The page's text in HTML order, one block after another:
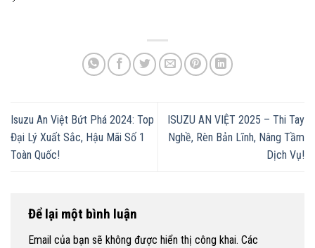
Isuzu An Việt Bứt Phá 2024: Top
Đại Lý Xuất Sắc, Hậu Mãi Số 1
Toàn Quốc!
ISUZU AN VIỆT 2025 – Thi Tay
Nghề, Rèn Bản Lĩnh, Nâng Tầm
Dịch Vụ!
Để lại một bình luận
Email của bạn sẽ không được hiển thị công khai. Các